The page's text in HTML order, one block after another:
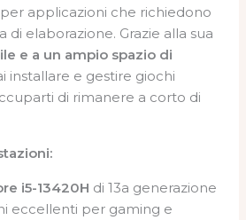
applicazioni che richiedono
di elaborazione. Grazie alla sua
e a un ampio spazio di
installare e gestire giochi
di rimanere a corto di
i5-13420H di 13a generazione
eccellenti per gaming e